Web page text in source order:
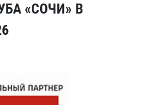
«СОЧИ» В